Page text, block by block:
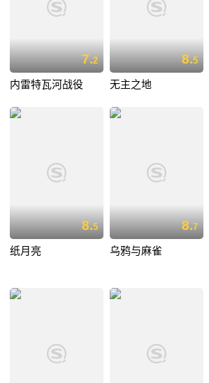
7.2
内雷特瓦河战役
8.5
无主之地
8.5
纸月亮
8.7
乌鸦与麻雀